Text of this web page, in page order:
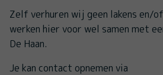
Zelf verhuren wij geen lakens en/
werken hier voor wel samen met
De Haan.
Je kan contact opnemen via